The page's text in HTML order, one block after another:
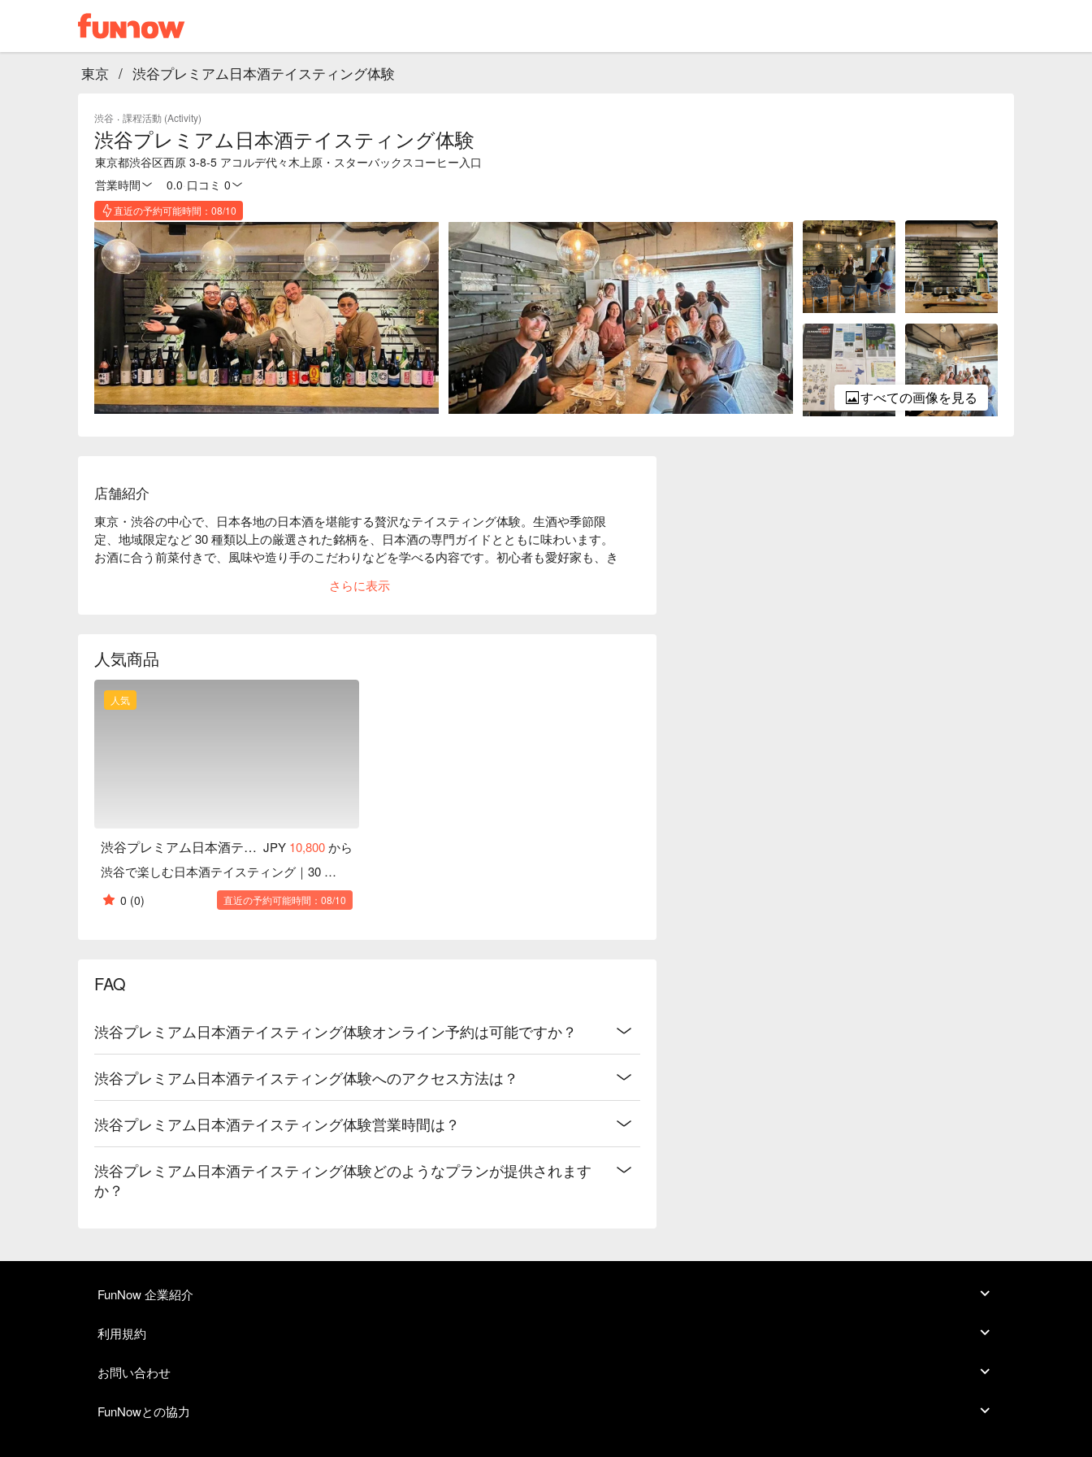
東京 / 渋谷プレミアム日本酒テイスティング体験
渋谷 · 課程活動 (Activity)
渋谷プレミアム日本酒テイスティング体験
東京都渋谷区西原 3-8-5 アコルデ代々木上原・スターバックスコーヒー入口
営業時間
0.0 口コミ 0
直近の予約可能時間：08/10
すべての画像を見る
店舗紹介
東京・渋谷の中心で、日本各地の日本酒を堪能する贅沢なテイスティング体験。生酒や季節限
定、地域限定など 30 種類以上の厳選された銘柄を、日本酒の専門ガイドとともに味わいます。
お酒に合う前菜付きで、風味や造り手のこだわりなどを学べる内容です。初心者も愛好家も、き
さらに表示
人気商品
人気
渋谷プレミアム日本酒テイスティング体験 JPY 10,800から
渋谷で楽しむ日本酒テイスティング｜30 種類以上の地酒を味わう旅
0 (0) 直近の予約可能時間：08/10
FAQ
渋谷プレミアム日本酒テイスティング体験オンライン予約は可能ですか？
渋谷プレミアム日本酒テイスティング体験へのアクセス方法は？
渋谷プレミアム日本酒テイスティング体験営業時間は？
渋谷プレミアム日本酒テイスティング体験どのようなプランが提供されます
か？
FunNow 企業紹介
利用規約
お問い合わせ
FunNowとの協力